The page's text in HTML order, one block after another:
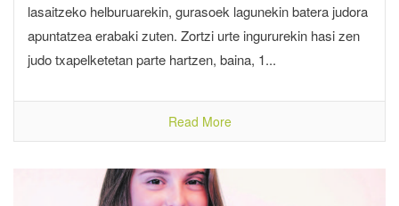
lasaitzeko helburuarekin, gurasoek lagunekin batera judora
apuntatzea erabaki zuten. Zortzi urte ingururekin hasi zen
judo txapelketetan parte hartzen, baina, 1...
Read More